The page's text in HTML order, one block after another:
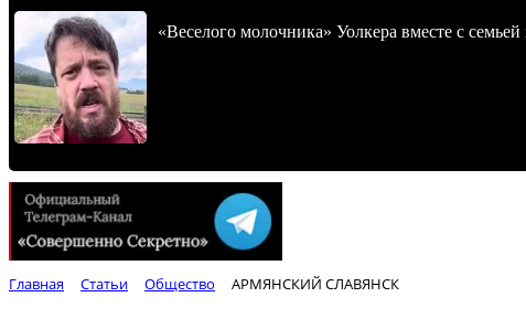
«Веселого молочника» Уолкера вместе с
Главная Статьи Общество АРМЯНСКИЙ СЛАВЯНСК